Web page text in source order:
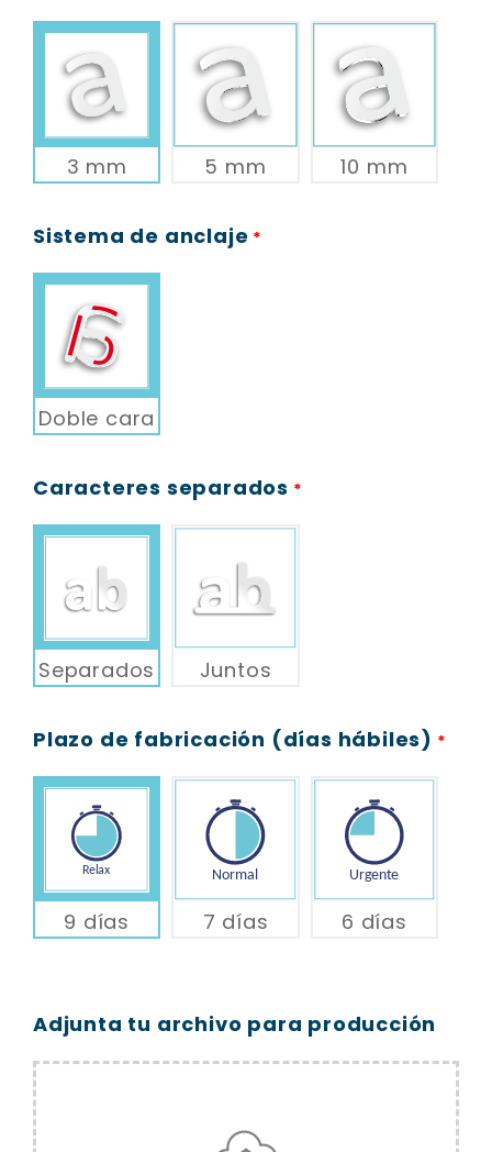
3 mm 5 mm 10 mm
Sistema de anclaje *
Doble cara
Caracteres separados *
Separados Juntos
Plazo de fabricación (días hábiles) *
9 días 7 días 6 días
Adjunta tu archivo para producción